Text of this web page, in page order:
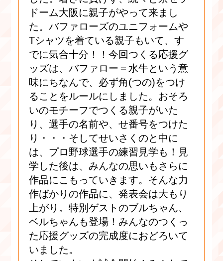
ドーム大阪に親子がやって来まし
た。バファローズのユニフォームや
Tシャツを着ている親子もいて、す
でに気合十分！！今回つくる応援グ
ッズは、バファロー＝水牛という意
味にちなんで、必ず角(つの)をつけ
ることをルールにしました。おそろ
いのモチーフでつくる親子がいた
り、選手の名前や、せ番号をつけた
り・・・そしてせいさくのと中に
は、プロ野球選手の練習見学も！見
学した後は、みんなの思いもさらに
作品にこもっていきます。そんな力
作ばかりの作品に、発表会は大もり
上がり。特別ゲストのブルちゃん、
ベルちゃんも登場！みんなのつくっ
た応援グッズの完成度におどろいて
いました。